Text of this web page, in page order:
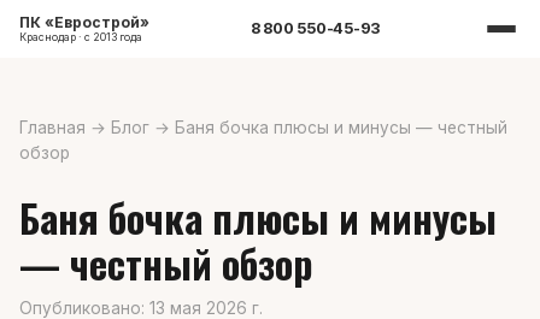
ПК «Еврострой»
Краснодар · с 2013 года 8 800 550-45-93
Главная → Блог → Баня бочка плюсы и минусы — честный
обзор
Баня бочка плюсы и минусы
— честный обзор
Опубликовано: 13 мая 2026 г.